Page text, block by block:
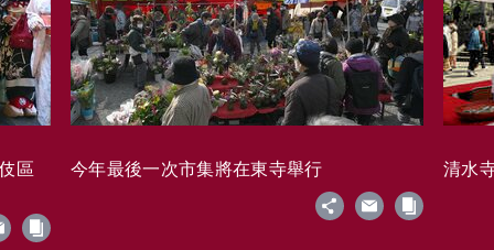
區 今年最後一次市集將在東寺舉行 清水